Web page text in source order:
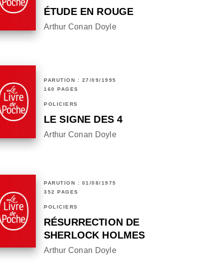
ÉTUDE EN ROUGE
Arthur Conan Doyle
PARUTION : 27/09/1995
160 PAGES
POLICIERS
LE SIGNE DES 4
Arthur Conan Doyle
PARUTION : 01/08/1975
352 PAGES
POLICIERS
RÉSURRECTION DE
SHERLOCK HOLMES
Arthur Conan Doyle